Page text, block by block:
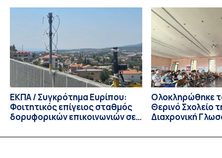
παράταση της προθεσμίας υποβολής εκδήλωσης
ενδιαφέροντος για την φοίτηση σε Προγράμματα Σπουδών,
Τμημάτων του Πανεπιστημίου μας στο Παράρτημα Κύπρου
για το ακαδημαϊκό έτος 2026-2027, έως τη Δευτέρα 31
Αυγούστου 2026. […]
ΕΚΠΑ / Συγκρότημα Ευρίπου:
Φοιτητικός επίγειος σταθμός
δορυφορικών επικοινωνιών σε
Ολοκληρώθηκε
Θερινό Σχολείο
Διαχρονική
Linguistics in